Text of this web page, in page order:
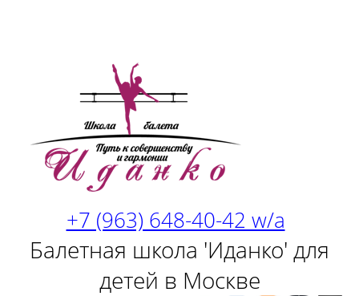
+7 (963) 648-40-42 w/a
Балетная школа 'Иданко' для
детей в Москве